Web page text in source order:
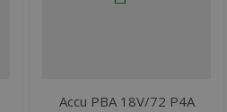
Accu PBA 18V/72 P4A